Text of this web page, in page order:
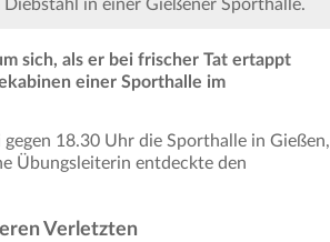
in einer Gießener Sporthalle.
sich, als er bei frischer Tat ertappt
einer Sporthalle im
18.30 Uhr die Sporthalle in Gießen,
Übungsleiterin entdeckte den
Verletzten